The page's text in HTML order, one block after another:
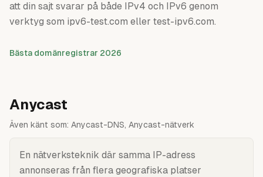
att din sajt svarar på både IPv4 och IPv6 genom
verktyg som ipv6-test.com eller test-ipv6.com.
Bästa domänregistrar 2026
Anycast
Även känt som: Anycast-DNS, Anycast-nätverk
En nätverksteknik där samma IP-adress
annonseras från flera geografiska platser